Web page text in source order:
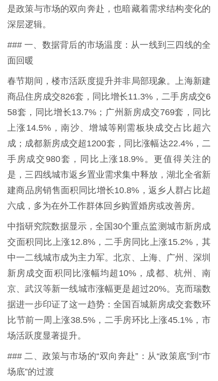
是政策与市场的双向奔赴，也暗藏着需求结构变化的
深层逻辑。
### 一、数据背后的市场温度：从一线到三四线的全
面回暖
春节期间，楼市活跃度提升并非局部现象。上海新建
商品住房成交826套，同比增长11.3%，二手房成交6
58套，同比增长13.7%；广州新房成交769套，同比
上涨14.5%，南沙、增城等刚需板块成交占比超六
成；成都新房成交超1200套，同比涨幅达22.4%，二
手房成交980套，同比上涨18.9%。更值得关注的
是，三四线城市返乡置业需求集中释放，湖北全省新
建商品房销售面积同比增长10.8%，返乡人群占比超
六成，多为在外工作群体回乡购置婚房或改善房。
中指研究院数据显示，全国30个重点监测城市新房成
交面积同比上涨12.8%，二手房同比上涨15.2%，其
中一二线城市成为主力军。北京、上海、广州、深圳
新房成交面积同比涨幅均超10%，成都、杭州、南
京、武汉等新一线城市涨幅更是超过20%。克而瑞数
据进一步印证了这一趋势：全国百城新房成交套数环
比节前一周上涨38.5%，二手房环比上涨45.1%，市
场活跃度显著提升。
### 二、政策与市场的“双向奔赴”：从“政策底”到“市
场底”的过渡